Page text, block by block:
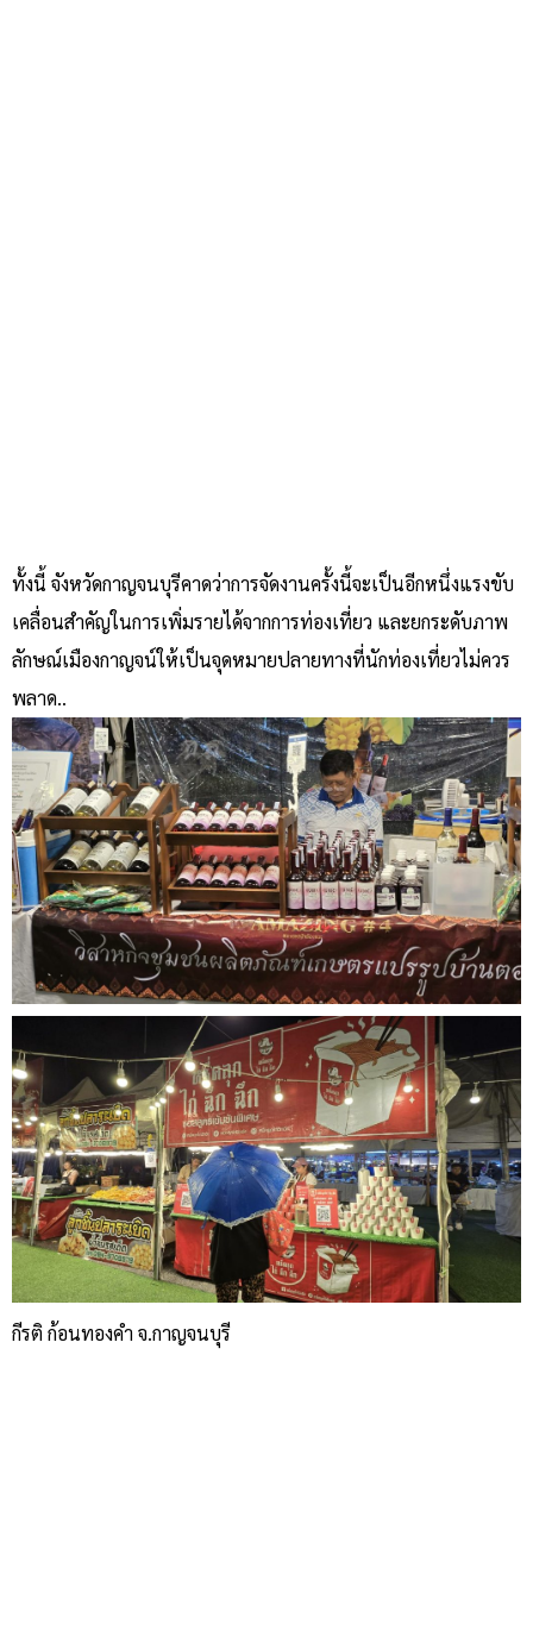
ทั้งนี้ จังหวัดกาญจนบุรีคาดว่าการจัดงานครั้งนี้จะเป็นอีกหนึ่งแรงขับ
เคลื่อนสำคัญในการเพิ่มรายได้จากการท่องเที่ยว และยกระดับภาพ
ลักษณ์เมืองกาญจน์ให้เป็นจุดหมายปลายทางที่นักท่องเที่ยวไม่ควร
พลาด..
กีรติ ก้อนทองคำ จ.กาญจนบุรี